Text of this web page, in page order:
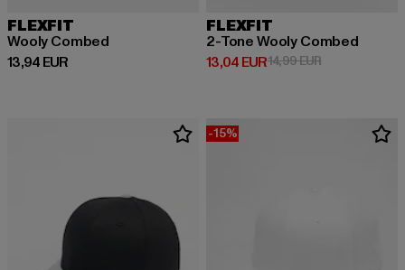
FLEXFIT
Wooly Combed
13,94 EUR
Derzeitiger Preis: 13,94 EUR
FLEXFIT
2-Tone Wooly Combed
13,04 EUR
Derzeitiger Preis: 13,04 EUR
14,99 EURAktionspreis:
-15%